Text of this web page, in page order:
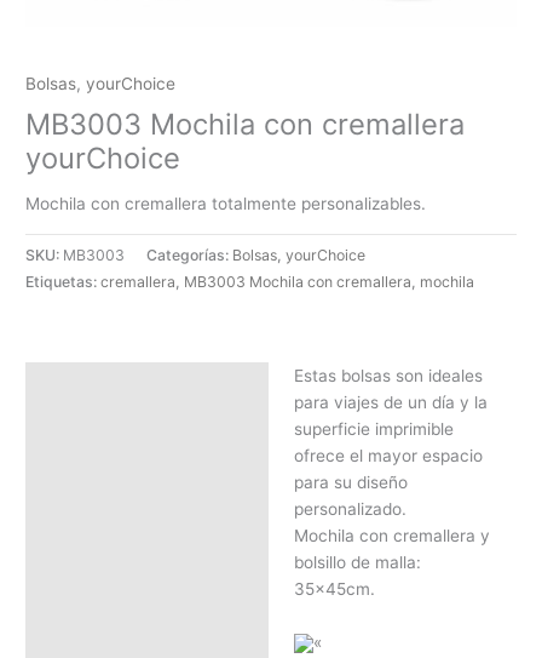
Bolsas,yourChoice
MB3003 Mochila con cremallera
yourChoice
Mochila con cremallera totalmente personalizables.
SKU: MB3003 Categorías: Bolsas,yourChoice
Etiquetas:cremallera, MB3003 Mochila con cremallera, mochila
Estas bolsas son ideales
para viajes de un día y la
superficie imprimible
ofrece el mayor espacio
para su diseño
personalizado.
Mochila con cremallera y
bolsillo de malla:
35x45cm.
«